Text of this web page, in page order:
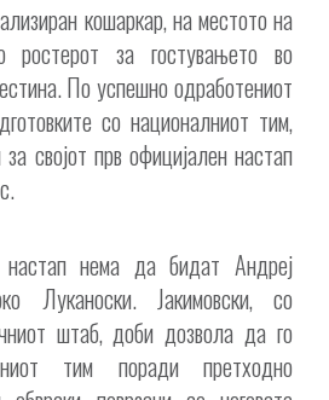
кошаркар, на местото на
ростерот за гостувањето во
По успешно одработениот
со националниот тим,
својот прв официјален настап
настап нема да бидат Андреј
Луканоски. Јакимовски, со
штаб, доби дозвола да го
тим поради претходно